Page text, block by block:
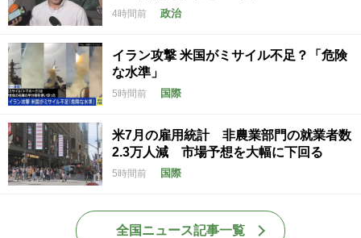
4時間前 政治
イラン攻撃 米国がミサイル不足？「危険
な水準」
5時間前 国際
米7月の雇用統計 非農業部門の就業者数
2.3万人減 市場予想を大幅に下回る
5時間前 国際
全国ニュース記事一覧